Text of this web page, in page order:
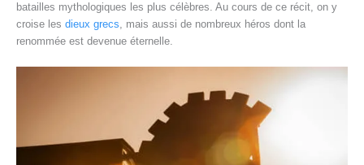
batailles mythologiques les plus célèbres. Au cours de ce récit, on y
croise les dieux grecs, mais aussi de nombreux héros dont la
renommée est devenue éternelle.